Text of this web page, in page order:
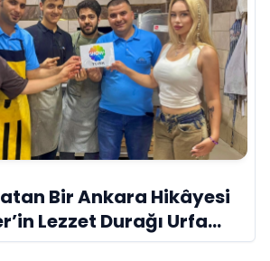
Bir Ankara Hikâyesi
Lezzet Durağı Urfa